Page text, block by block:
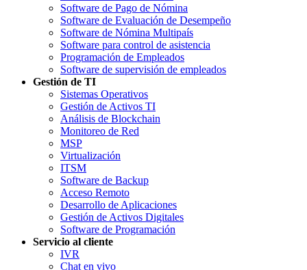
Software de Pago de Nómina
Software de Evaluación de Desempeño
Software de Nómina Multipaís
Software para control de asistencia
Programación de Empleados
Software de supervisión de empleados
Gestión de TI
Sistemas Operativos
Gestión de Activos TI
Análisis de Blockchain
Monitoreo de Red
MSP
Virtualización
ITSM
Software de Backup
Acceso Remoto
Desarrollo de Aplicaciones
Gestión de Activos Digitales
Software de Programación
Servicio al cliente
IVR
Chat en vivo